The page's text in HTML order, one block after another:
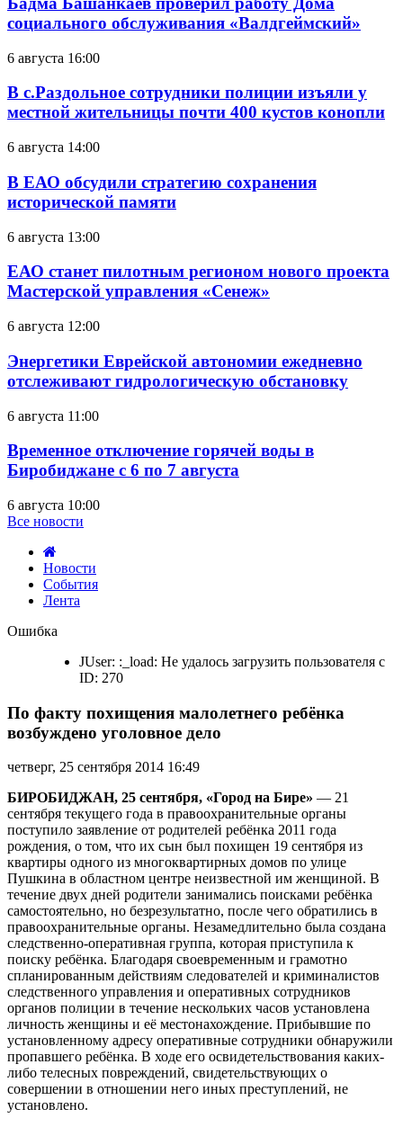
социального обслуживания «Валдгеймский»
6 августа 16:00
В с.Раздольное сотрудники полиции изъяли у
местной жительницы почти 400 кустов конопли
6 августа 14:00
В ЕАО обсудили стратегию сохранения
исторической памяти
6 августа 13:00
ЕАО станет пилотным регионом нового проекта
Мастерской управления «Сенеж»
6 августа 12:00
Энергетики Еврейской автономии ежедневно
отслеживают гидрологическую обстановку
6 августа 11:00
Временное отключение горячей воды в
Биробиджане с 6 по 7 августа
6 августа 10:00
Все новости
Новости
События
Лента
факту
малолетнего
ребёнка
уголовное
дело
Ошибка
JUser: :_load: Не удалось загрузить пользователя с
ID: 270
По факту похищения малолетнего ребёнка
возбуждено уголовное дело
четверг, 25 сентября 2014 16:49
БИРОБИДЖАН, 25 сентября, «Город на Бире» — 21
сентября текущего года в правоохранительные органы
поступило заявление от родителей ребёнка 2011 года
рождения, о том, что их сын был похищен 19 сентября из
квартиры одного из многоквартирных домов по улице
Пушкина в областном центре неизвестной им женщиной. В
течение двух дней родители занимались поисками ребёнка
самостоятельно, но безрезультатно, после чего обратились в
правоохранительные органы. Незамедлительно была создана
следственно-оперативная группа, которая приступила к
поиску ребёнка. Благодаря своевременным и грамотно
спланированным действиям следователей и криминалистов
следственного управления и оперативных сотрудников
органов полиции в течение нескольких часов установлена
личность женщины и её местонахождение. Прибывшие по
установленному адресу оперативные сотрудники обнаружили
пропавшего ребёнка. В ходе его освидетельствования каких-
либо телесных повреждений, свидетельствующих о
совершении в отношении него иных преступлений, не
установлено.